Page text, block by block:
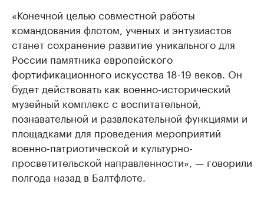
«Конечной целью совместной работы
командования флотом, ученых и энтузиастов
станет сохранение развитие уникального для
России памятника европейского
фортификационного искусства 18-19 веков. Он
будет действовать как военно-исторический
музейный комплекс с воспитательной,
познавательной и развлекательной функциями и
площадками для проведения мероприятий
военно-патриотической и культурно-
просветительской направленности», — говорили
полгода назад в Балтфлоте.